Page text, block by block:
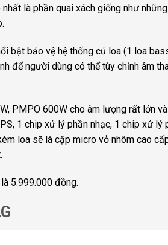
là phần quai xách giống như
bật bảo vệ hệ thống củ loa (1 loa
để người dùng có thể tùy chỉnh âm
PMPO 600W cho âm lượng rất lớn
1 chip xử lý phần nhạc, 1 chip xử lý
loa sẽ là cặp micro vỏ nhôm cao
5.999.000 đồng.